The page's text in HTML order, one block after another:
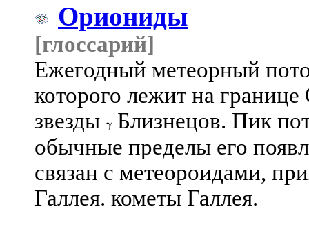
Ориониды
[глоссарий]
Ежегодный метеорный
которого лежит на
звезды
Близнецов. Пик
обычные пределы его
связан с метеороидами,
Галлея. кометы Галлея.